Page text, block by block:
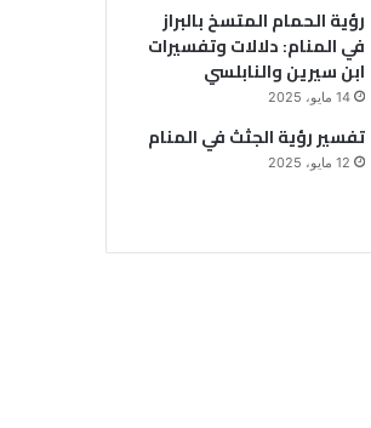
رؤية الحمام المتسخ بالبراز
في المنام: دلالات وتفسيرات
ابن سيرين والنابلسي
14 مايو، 2025
تفسير رؤية الجثث في المنام
12 مايو، 2025